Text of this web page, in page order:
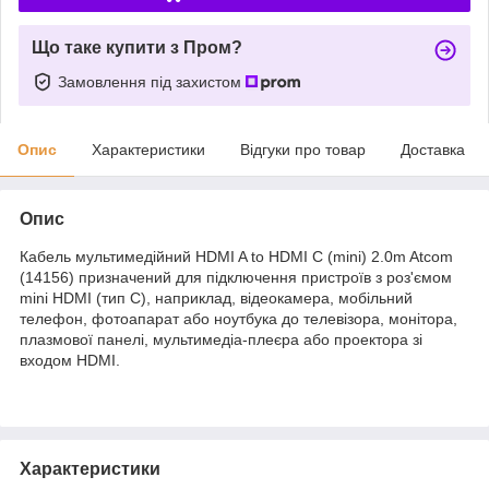
Що таке купити з Пром?
Замовлення під захистом
Опис Характеристики Відгуки про товар Доставка
Опис
Кабель мультимедійний HDMI A to HDMI C (mini) 2.0m Atcom
(14156) призначений для підключення пристроїв з роз'ємом
mini HDMI (тип C), наприклад, відеокамера, мобільний
телефон, фотоапарат або ноутбука до телевізора, монітора,
плазмової панелі, мультимедіа-плеєра або проектора зі
входом HDMI.
Характеристики